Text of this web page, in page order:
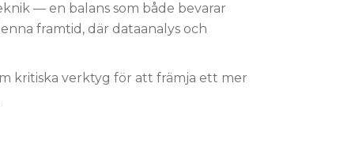
— en balans som både bevarar
framtid, där dataanalys och
kritiska verktyg för att främja ett mer